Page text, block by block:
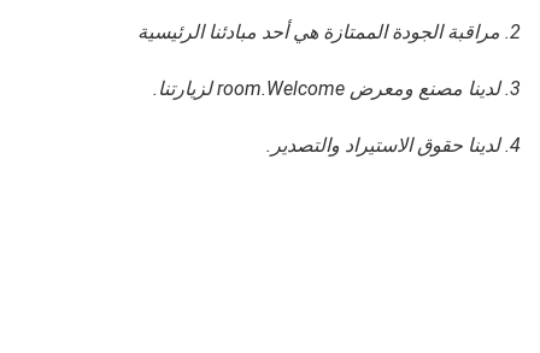
2. مراقبة الجودة الممتازة هي أحد مبادئنا الرئيسية
3. لدينا مصنع ومعرض room.Welcome لزيارتنا.
4. لدينا حقوق الاستيراد والتصدير.